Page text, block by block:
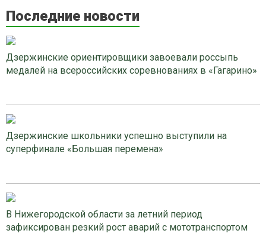
Последние новости
Дзержинские ориентировщики завоевали россыпь
медалей на всероссийских соревнованиях в «Гагарино»
Дзержинские школьники успешно выступили на
суперфинале «Большая перемена»
В Нижегородской области за летний период
зафиксирован резкий рост аварий с мототранспортом